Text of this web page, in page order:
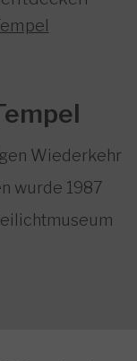
Wiederkehr
wurde 1987